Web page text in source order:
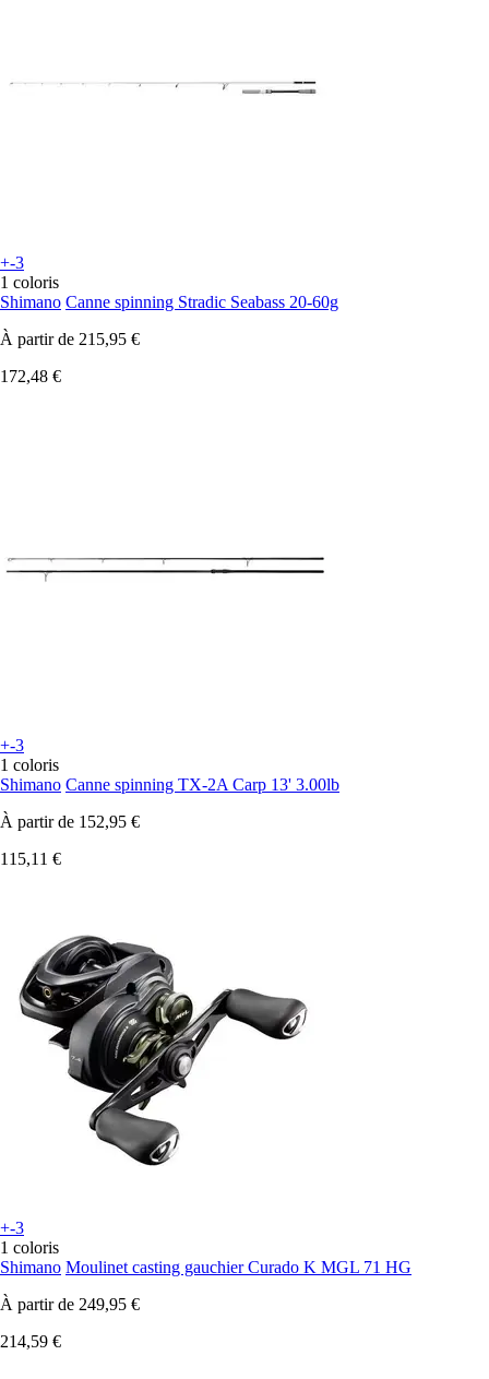
+-3
1 coloris
Shimano Canne spinning Stradic Seabass 20-60g
À partir de 215,95 €
172,48 €
+-3
1 coloris
Shimano Canne spinning TX-2A Carp 13' 3.00lb
À partir de 152,95 €
115,11 €
+-3
1 coloris
Shimano Moulinet casting gauchier Curado K MGL 71 HG
À partir de 249,95 €
214,59 €